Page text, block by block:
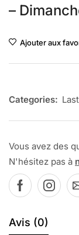
–
Ajouter aux
Categories:
Vous avez des
N'hésitez pas à
Avis (0)